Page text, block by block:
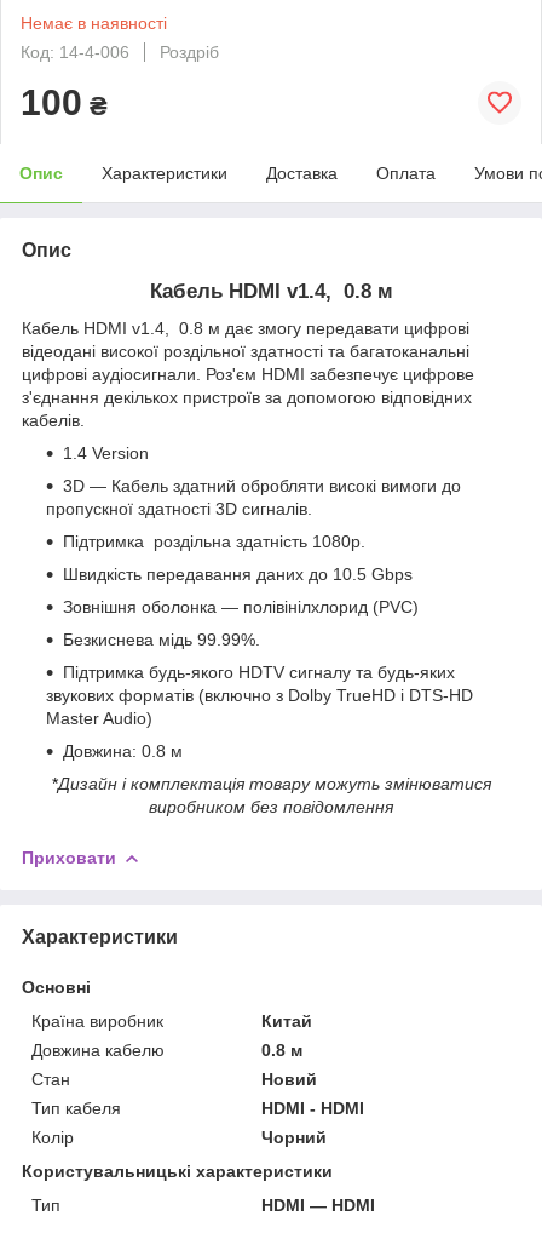
Немає в наявності
Код: 14-4-006
Роздріб
100 ₴
Опис Характеристики Доставка Оплата Умови
Опис
Кабель HDMI v1.4, 0.8 м
Кабель HDMI v1.4, 0.8 м дає змогу передавати цифрові
відеодані високої роздільної здатності та багатоканальні
цифрові аудіосигнали. Роз'єм HDMI забезпечує цифрове
з'єднання декількох пристроїв за допомогою відповідних
кабелів.
1.4 Version
3D — Кабель здатний обробляти високі вимоги до
пропускної здатності 3D сигналів.
Підтримка
роздільна здатність 1080p.
Швидкість передавання даних до 10.5 Gbps
Зовнішня оболонка — полівінілхлорид (PVC)
Безкиснева мідь 99.99%.
Підтримка будь-якого HDTV сигналу та будь-яких
звукових форматів (включно з Dolby TrueHD і DTS-HD
Master Audio)
Довжина: 0.8 м
*Дизайн і комплектація товару можуть змінюватися
виробником без повідомлення
Приховати
Характеристики
Основні
Країна виробник
Китай
Довжина кабелю
0.8 м
Стан
Новий
Тип кабеля
HDMI - HDMI
Колір
Чорний
Користувальницькі характеристики
Тип
HDMI — HDMI